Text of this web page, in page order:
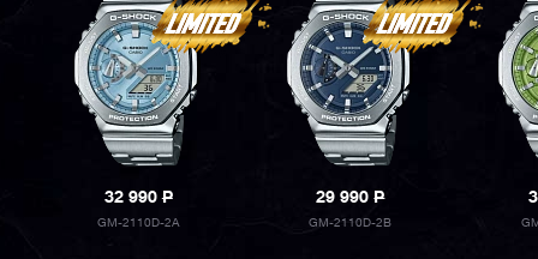
32 990P
GM-2110D-2A
29 990P
GM-2110D-2B